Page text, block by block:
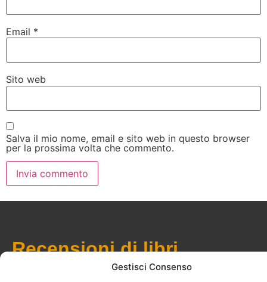
Gestisci Consenso
Email *
Sito web
Salva il mio nome, email e sito web in questo browser
per la prossima volta che commento.
Recensioni di libri